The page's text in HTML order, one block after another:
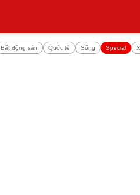
Bất động sản Quốc tế Sống Special